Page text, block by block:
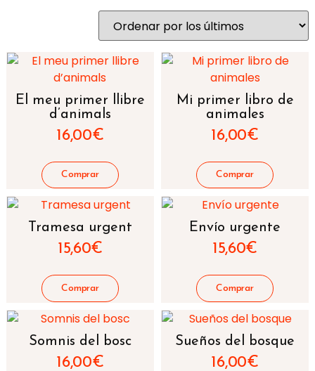
El meu primer llibre
d’animals
16,00€
Mi primer libro de
animales
16,00€
Tramesa urgent
15,60€
Envío urgente
15,60€
Somnis del bosc
16,00€
Sueños del bosque
16,00€